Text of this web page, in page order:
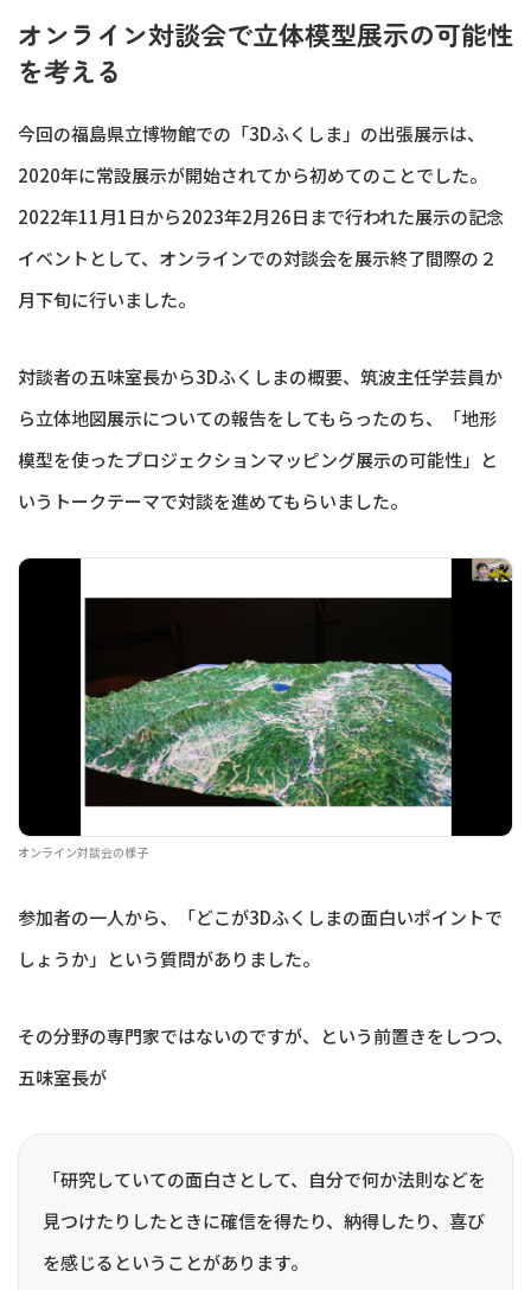
オンライン対談会で立体模型展示の可能性
を考える
今回の福島県立博物館での「3Dふくしま」の出張展示は、
2020年に常設展示が開始されてから初めてのことでした。
2022年11月1日から2023年2月26日まで行われた展示の記念
イベントとして、オンラインでの対談会を展示終了間際の２
月下旬に行いました。
対談者の五味室長から3Dふくしまの概要、筑波主任学芸員か
ら立体地図展示についての報告をしてもらったのち、「地形
模型を使ったプロジェクションマッピング展示の可能性」と
いうトークテーマで対談を進めてもらいました。
オンライン対談会の様子
参加者の一人から、「どこが3Dふくしまの面白いポイントで
しょうか」という質問がありました。
その分野の専門家ではないのですが、という前置きをしつつ、
五味室長が
「研究していての面白さとして、自分で何か法則などを
見つけたりしたときに確信を得たり、納得したり、喜び
を感じるということがあります。